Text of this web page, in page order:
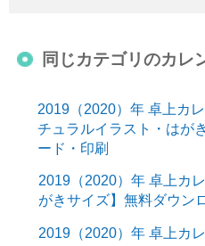
同じカテゴリのカレ
2019（2020）年 卓上カ
チュラルイラスト・はが
ード・印刷
2019（2020）年 卓上カ
がきサイズ】無料ダウン
2019（2020）年 卓上カ